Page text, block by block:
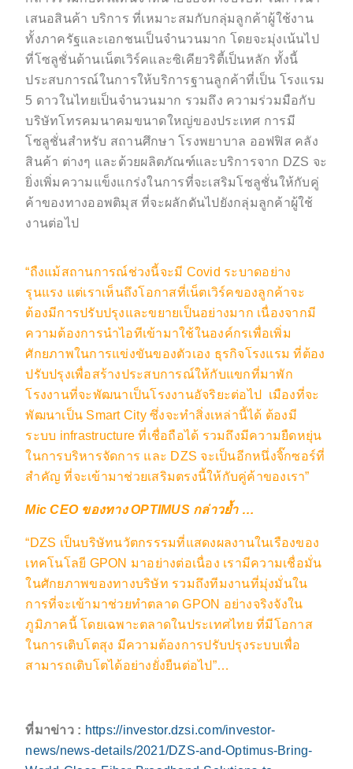
เสนอสินค้า บริการ ที่เหมาะสมกับกลุ่มลูกค้าผู้ใช้งาน
ทั้งภาครัฐและเอกชนเป็นจำนวนมาก โดยจะมุ่งเน้นไป
ที่โซลูชั่นด้านเน็ตเวิร์คและซิเคียวริตี้เป็นหลัก ทั้งนี้
ประสบการณ์ในการให้บริการฐานลูกค้าที่เป็น โรงแรม
5 ดาวในไทยเป็นจำนวนมาก รวมถึง ความร่วมมือกับ
บริษัทโทรคมนาคมขนาดใหญ่ของประเทศ การมี
โซลูชั่นสำหรับ สถานศึกษา โรงพยาบาล ออฟฟิส คลัง
สินค้า ต่างๆ และด้วยผลิตภัณฑ์และบริการจาก DZS จะ
ยิ่งเพิ่มความแข็งแกร่งในการที่จะเสริมโซลูชั่นให้กับคู่
ค้าของทางออพติมุส ที่จะผลักดันไปยังกลุ่มลูกค้าผู้ใช้
งานต่อไป
“ถืงแม้สถานการณ์ช่วงนี้จะมี Covid ระบาดอย่าง
รุนแรง แต่เราเห็นถึงโอกาสที่เน็ตเวิร์คของลูกค้าจะ
ต้องมีการปรับปรุงและขยายเป็นอย่างมาก เนื่องจากมี
ความต้องการนำไอทีเข้ามาใช้ในองค์กรเพื่อเพิ่ม
ศักยภาพในการแข่งขันของตัวเอง ธุรกิจโรงแรม ที่ต้อง
ปรับปรุงเพื่อสร้างประสบการณ์ให้กับแขกที่มาพัก
โรงงานที่จะพัฒนาเป็นโรงงานอัจริยะต่อไป เมืองที่จะ
พัฒนาเป็น Smart City ซึ่งจะทำสิ่งเหล่านี้ได้ ต้องมี
ระบบ infrastructure ที่เชื่อถือได้ รวมถึงมีความยืดหยุ่น
ในการบริหารจัดการ และ DZS จะเป็นอีกหนึ่งจิ๊กซอร์ที่
สำคัญ ที่จะเข้ามาช่วยเสริมตรงนี้ให้กับคู่ค้าของเรา”
Mic CEOของทาง OPTIMUS กล่าวย้ำ …
“DZS เป็นบริษัทนวัตกรรรมที่แสดงผลงานในเรืองของ
เทคโนโลยี GPON มาอย่างต่อเนื่อง เรามีความเชื่อมั่น
ในศักยภาพของทางบริษัท รวมถึงทีมงานที่มุ่งมั่นใน
การที่จะเข้ามาช่วยทำตลาด GPON อย่างจริงจังใน
ภูมิภาคนี้ โดยเฉพาะตลาดในประเทศไทย ที่มีโอกาส
ในการเติบโตสุง มีความต้องการปรับปรุงระบบเพื่อ
สามารถเติบโตได้อย่างยั่งยืนต่อไป”…
ที่มาข่าว : https://investor.dzsi.com/investor-
news/news-details/2021/DZS-and-Optimus-Bring-